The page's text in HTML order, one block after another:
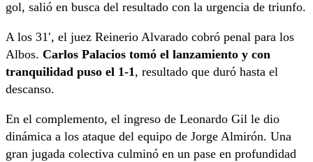
gol, salió en busca del resultado con la urgencia de triunfo.
A los 31′, el juez Reinerio Alvarado cobró penal para los
Albos. Carlos Palacios tomó el lanzamiento y con
tranquilidad puso el 1-1, resultado que duró hasta el
descanso.
En el complemento, el ingreso de Leonardo Gil le dio
dinámica a los ataque del equipo de Jorge Almirón. Una
gran jugada colectiva culminó en un pase en profundidad